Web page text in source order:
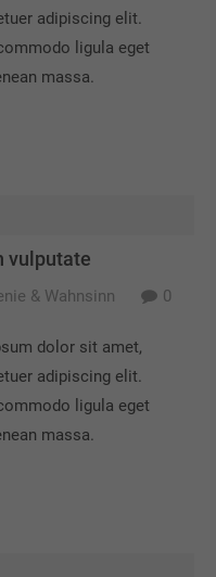
adipiscing elit.
ligula eget
massa.
vulputate
& Wahnsinn 0
dolor sit amet,
adipiscing elit.
ligula eget
massa.